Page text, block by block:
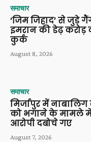
समाचार
‘जिम जिहाद’ से जुड़े
इमरान की डेढ़ करोड़
कुर्क
August 8, 2026
समाचार
मिर्जापुर में
को भगाने के मामले में
आरोपी दबोचे गए
August 7, 2026